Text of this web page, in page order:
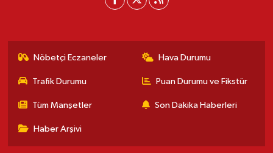
Nöbetçi Eczaneler Hava Durumu
Trafik Durumu Puan Durumu ve Fikstür
Tüm Manşetler Son Dakika Haberleri
Haber Arşivi